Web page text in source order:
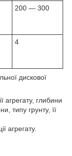
200 — 300
4
дискової
агрегату, глибини
типу грунту, її
агрегату.